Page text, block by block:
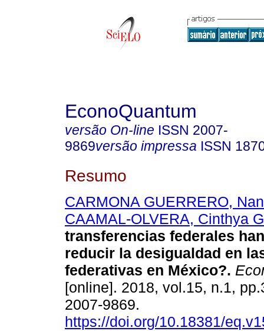
EconoQuantum
versão On-line ISSN 2007-
9869versão impressa ISSN
Resumo
CARMONA GUERRERO,
CAAMAL-OLVERA, Cinthya
transferencias federales
reducir la desigualdad en
federativas en México?.
[online]. 2018, vol.15, n.1,
2007-9869.
https://doi.org/10.18381/